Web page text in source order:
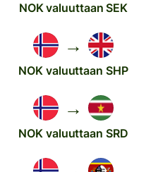
NOK valuuttaan SEK
→
NOK valuuttaan SHP
→
NOK valuuttaan SRD